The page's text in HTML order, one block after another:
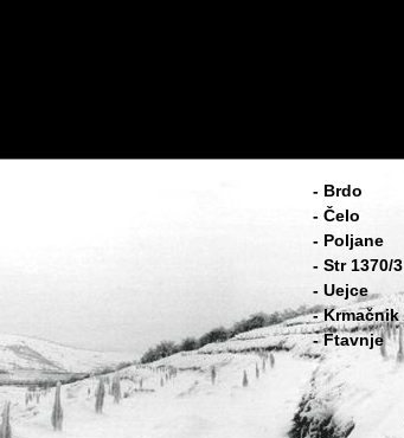
- Brdo
- Čelo
- Poljane
- Str 1370/3
- Uejce
- Krmačnik
- Ftavnje